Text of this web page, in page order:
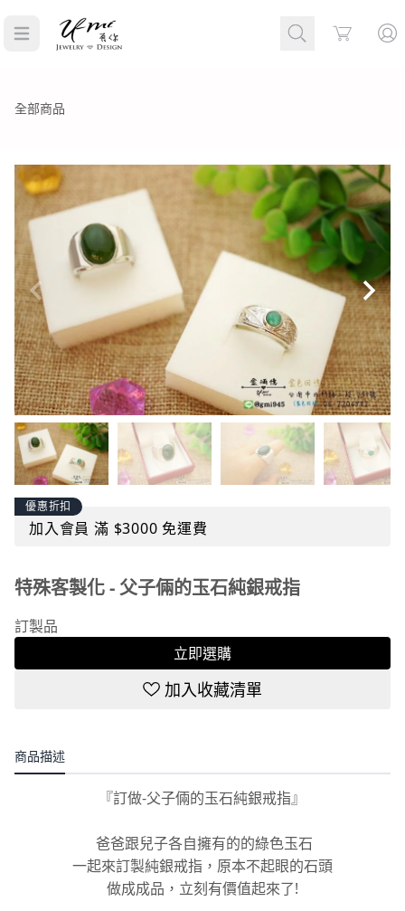
Cart
全部商品
優惠折扣
加入會員 滿 $3000 免運費
特殊客製化 - 父子倆的玉石純銀戒指
訂製品
立即選購
加入收藏清單
商品描述
『訂做-父子倆的玉石純銀戒指』
爸爸跟兒子各自擁有的的綠色玉石
一起來訂製純銀戒指，原本不起眼的石頭
做成成品，立刻有價值起來了!